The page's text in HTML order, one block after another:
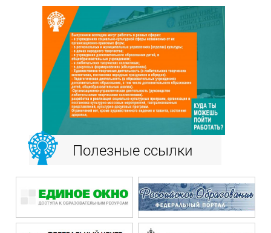
Полезные ссылки